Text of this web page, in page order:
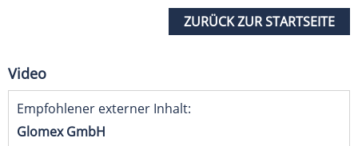
ZURÜCK ZUR STARTSEITE
Video
Empfohlener externer Inhalt:
Glomex GmbH